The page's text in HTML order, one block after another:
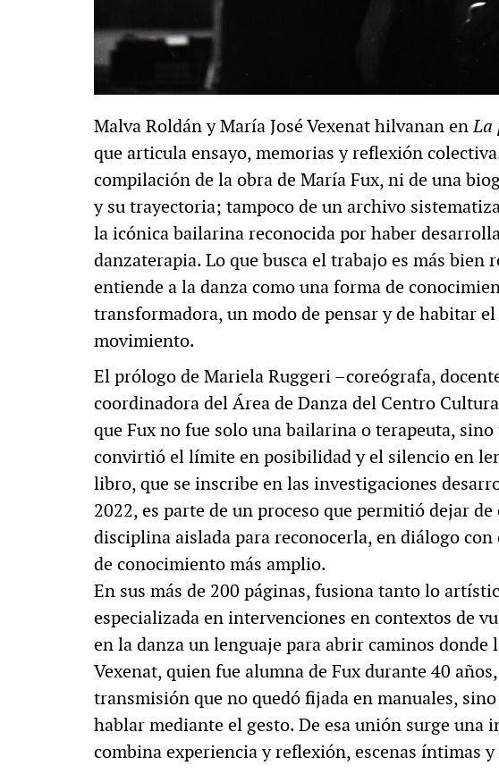
Malva Roldán y María José Vexenat hilvanan enLa
que articula ensayo, memorias y reflexión
compilación de la obra de María Fux, ni de una
y su trayectoria; tampoco de un archivo
la icónica bailarina reconocida por haber
danzaterapia. Lo que busca el trabajo es más bien
entiende a la danza como una forma de
transformadora, un modo de pensar y de habitar
movimiento.
El prólogo de Mariela Ruggeri –coreógrafa,
coordinadora del Área de Danza del Centro
que Fux no fue solo una bailarina o terapeuta,
convirtió el límite en posibilidad y el silencio en
libro, que se inscribe en las investigaciones
2022, es parte de un proceso que permitió dejar
disciplina aislada para reconocerla, en diálogo con
de conocimiento más amplio.
En sus más de 200 páginas, fusiona tanto lo
especializada en intervenciones en contextos de
en la danza un lenguaje para abrir caminos
Vexenat, quien fue alumna de Fux durante 40
transmisión que no quedó fijada en manuales,
hablar mediante el gesto. De esa unión surge una
combina experiencia y reflexión, escenas íntimas